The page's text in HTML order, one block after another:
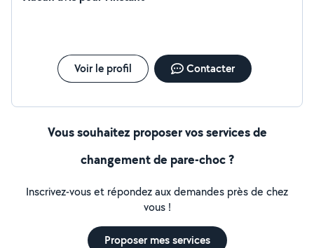
Voir le profil Contacter
Vous souhaitez proposer vos services de
changement de pare-choc ?
Inscrivez-vous et répondez aux demandes près de chez
vous !
Proposer mes services